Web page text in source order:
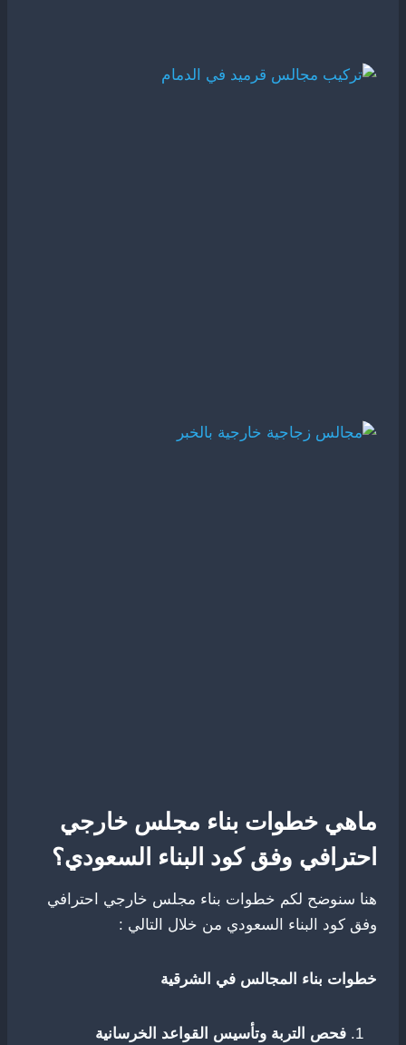
ماهي خطوات بناء مجلس خارجي
احترافي وفق كود البناء السعودي؟
هنا سنوضح لكم خطوات بناء مجلس خارجي احترافي
وفق كود البناء السعودي من خلال التالي :
خطوات بناء المجالس في الشرقية
فحص التربة وتأسيس القواعد الخرسانية